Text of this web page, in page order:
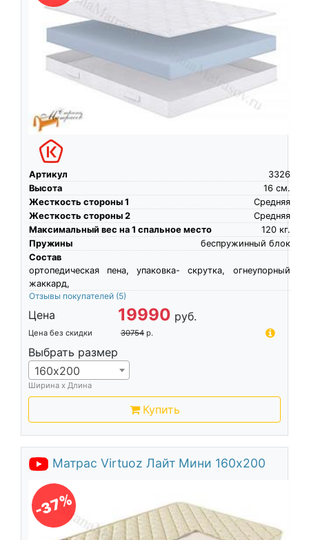
Артикул
3326
Высота
см.
16
Жесткость стороны 1
Средняя
Жесткость стороны 2
Средняя
Максимальный вес на 1 спальное место
кг.
120
Пружины
беспружинный блок
Состав
ортопедическая пена, упаковка- скрутка, огнеупорный
жаккард,
Отзывы покупателей (5)
Цена 19990 руб.
Цена без скидки 30754 р.
Выбрать размер
160х200
Ширина х Длина
Купить
Матрас Virtuoz Лайт Мини 160х200
-37%